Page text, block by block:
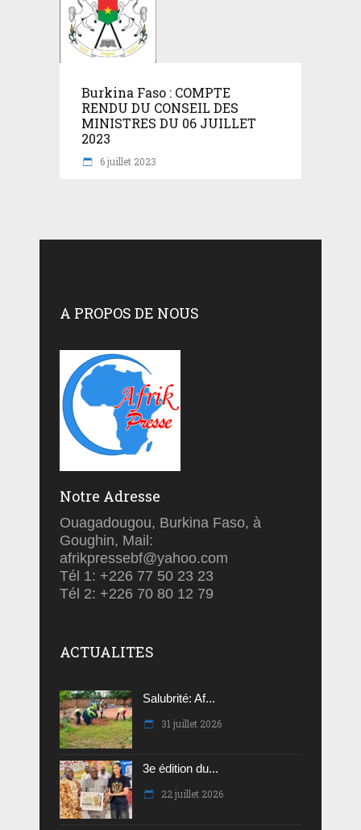
Burkina Faso : COMPTE
RENDU DU CONSEIL DES
MINISTRES DU 06 JUILLET
2023
6 juillet 2023
A PROPOS DE NOUS
Notre Adresse
Ouagadougou, Burkina Faso, à
Goughin, Mail:
afrikpressebf@yahoo.com
Tél 1: +226 77 50 23 23
Tél 2: +226 70 80 12 79
ACTUALITES
Salubrité: Af...
31 juillet 2026
3e édition du...
22 juillet 2026